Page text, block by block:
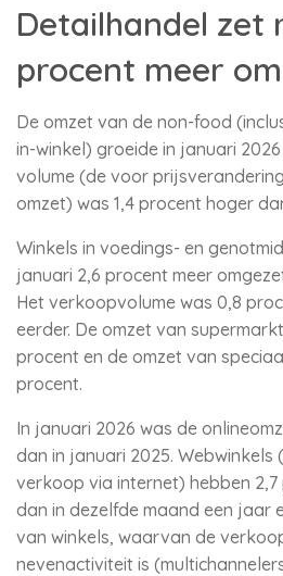
Detailhandel zet
procent meer om
De omzet van de non-food
in-winkel) groeide in januari
volume (de voor
omzet) was 1,4 procent hoger
Winkels in voedings- en
januari 2,6 procent meer
Het verkoopvolume was 0,8
eerder. De omzet van
procent en de omzet van
procent.
In januari 2026 was de
dan in januari 2025.
verkoop via internet) hebben
dan in dezelfde maand een jaar
van winkels, waarvan de
nevenactiviteit is